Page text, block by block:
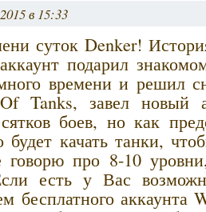
в 15:33
суток Denker!
подарил
времени и решил
Tanks, завел новый
боев, но как
будет качать танки,
про 8-10
есть у Вас
бесплатного аккаунта